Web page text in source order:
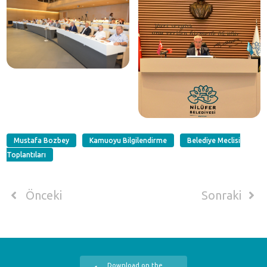
Mustafa Bozbey Kamuoyu Bilgilendirme
Belediye Meclisi
Toplantıları
Önceki Sonraki
Download on the